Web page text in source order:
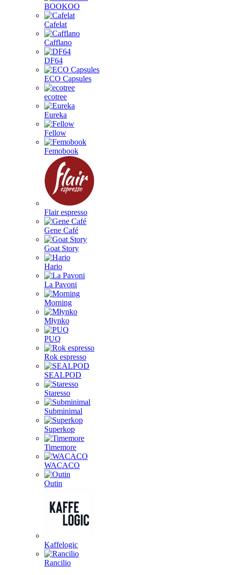
BOOKOO
Cafelat
Cafflano
DF64
ECO Capsules
ecotree
Eureka
Fellow
Femobook
Flair espresso
Gene Café
Goat Story
Hario
La Pavoni
Morning
Młynko
PUQ
Rok espresso
SEALPOD
Staresso
Subminimal
Superkop
Timemore
WACACO
Outin
Kaffelogic
Rancilio